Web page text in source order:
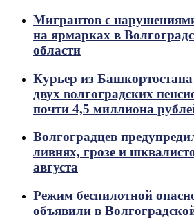
Мигрантов с
на ярмарках в
области
Курьер из
двух волгоградских
почти 4,5 миллиона
Волгоградцев
ливнях, грозе и
августа
Режим беспилотной
объявили в